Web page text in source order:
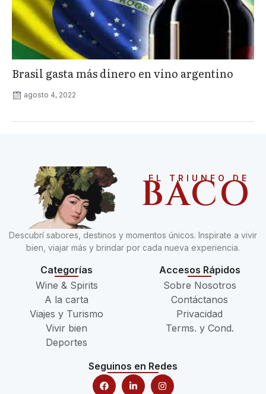
Brasil gasta más dinero en vino argentino
agosto 4, 2022
EL TRIUNFO DE
BACO
Descubrí sabores, destinos y momentos únicos. Inspirate a vivir
bien, viajar más y brindar por cada nueva experiencia.
Categorías
Wine & Spirits
A la carta
Viajes y Turismo
Vivir bien
Deportes
Accesos Rápidos
Sobre Nosotros
Contáctanos
Privacidad
Terms. y Cond.
Seguinos en Redes